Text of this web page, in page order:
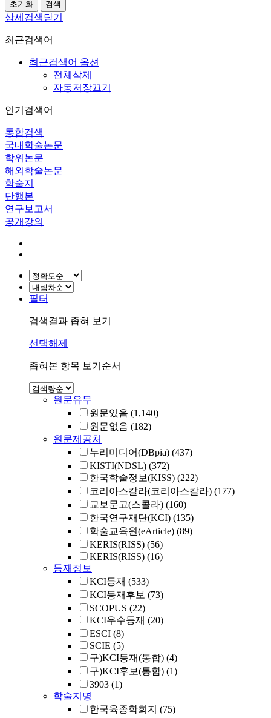
상세검색닫기
최근검색어
최근검색어 옵션
전체삭제
자동저장끄기
인기검색어
통합검색
국내학술논문
학위논문
해외학술논문
학술지
단행본
연구보고서
공개강의
필터
검색결과 좁혀 보기
선택해제
좁혀본 항목 보기순서
원문유무
원문있음 (1,140)
원문없음 (182)
원문제공처
누리미디어(DBpia) (437)
KISTI(NDSL) (372)
한국학술정보(KISS) (222)
코리아스칼라(코리아스칼라) (177)
교보문고(스콜라) (160)
한국연구재단(KCI) (135)
학술교육원(eArticle) (89)
KERIS(RISS) (56)
KERIS(RISS) (16)
등재정보
KCI등재 (533)
KCI등재후보 (73)
SCOPUS (22)
KCI우수등재 (20)
ESCI (8)
SCIE (5)
구)KCI등재(통합) (4)
구)KCI후보(통합) (1)
3903 (1)
학술지명
한국육종학회지 (75)